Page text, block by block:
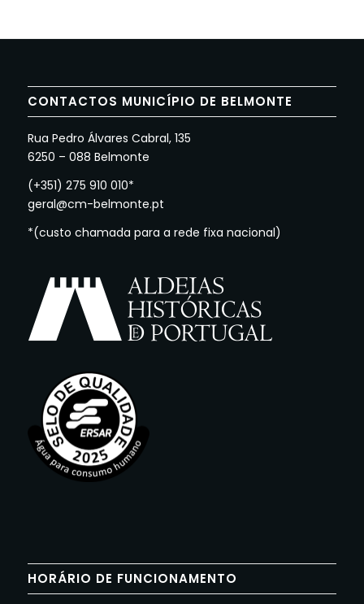
CONTACTOS MUNICÍPIO DE BELMONTE
Rua Pedro Álvares Cabral, 135
6250 – 088 Belmonte
(+351) 275 910 010*
geral@cm-belmonte.pt
*(custo chamada para a rede fixa nacional)
HORÁRIO DE FUNCIONAMENTO